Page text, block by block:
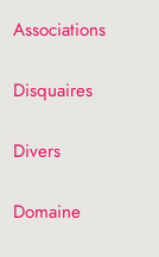
Associations
Disquaires
Divers
Domaine